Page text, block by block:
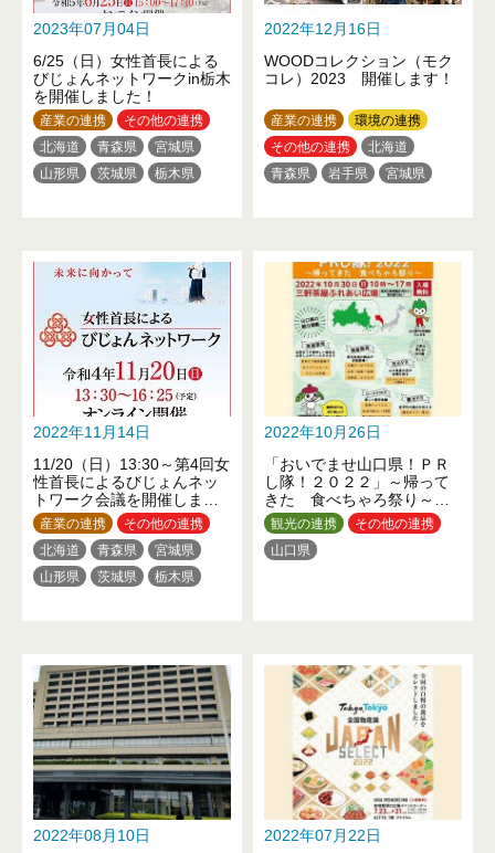
2023年07月04日
6/25（日）女性首長による
びじょんネットワークin栃木
を開催しました！
産業の連携
その他の連携
北海道
青森県
宮城県
山形県
茨城県
栃木県
三重県
京都府
大阪府
和歌山県
鳥取県
岡山県
山口県
徳島県
福岡県
2022年12月16日
WOODコレクション（モク
コレ）2023 開催します！
産業の連携
環境の連携
その他の連携
北海道
青森県
岩手県
宮城県
神奈川県
富山県
石川県
山梨県
長野県
岐阜県
愛知県
三重県
滋賀県
京都府
大阪府
奈良県
和歌山県
鳥取県
岡山県
広島県
山口県
徳島県
香川県
愛媛県
福岡県
佐賀県
熊本県
大分県
鹿児島県
2022年11月14日
11/20（日）13:30～第4回女
性首長によるびじょんネッ
トワーク会議を開催しま
す！
産業の連携
その他の連携
北海道
青森県
宮城県
山形県
茨城県
栃木県
京都府
大阪府
兵庫県
和歌山県
鳥取県
岡山県
山口県
徳島県
高知県
福岡県
2022年10月26日
「おいでませ山口県！ＰＲ
し隊！２０２２」～帰って
きた 食べちゃろ祭り～の
開催について
観光の連携
その他の連携
山口県
2022年08月10日
2022年07月22日